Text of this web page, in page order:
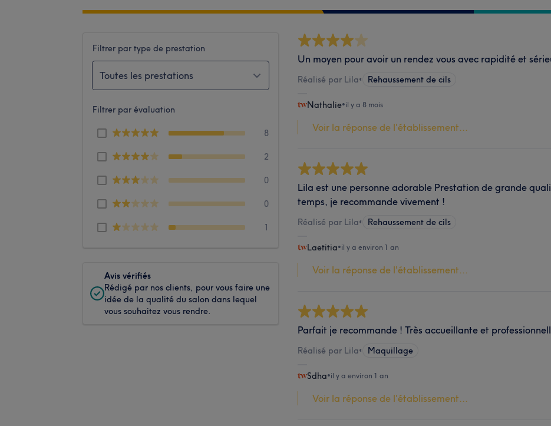
Filtrer par type de prestation
Toutes les prestations
Filtrer par évaluation
8
2
0
0
1
Avis vérifiés
Rédigé par nos clients, pour vous faire une
idée de la qualité du salon dans lequel
vous souhaitez vous rendre.
Un moyen pour avoir un rendez vous avec rapidité et
Réalisé par Lila• Rehaussement de cils
Nathalie•il y a 8 mois
Voir la réponse de l'établissement...
Lila est une personne adorable Prestation de grande
temps, je recommande vivement !
Réalisé par Lila• Rehaussement de cils
Laetitia•il y a environ 1 an
Voir la réponse de l'établissement...
Parfait je recommande ! Très accueillante et
Réalisé par Lila• Maquillage
Sdha•il y a environ 1 an
Voir la réponse de l'établissement...